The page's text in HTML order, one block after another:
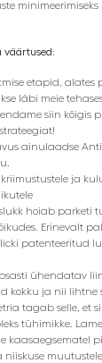
väärtused:
etapid,
läbi meie
siin kõigis
ainulaadse
ja
hoiab parketi
Erinevalt
patenteeritud
ühendatav
kokku ja nii lihtne
tagab selle, et
tühimikke.
kaasaegsematel